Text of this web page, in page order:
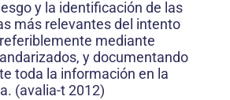
y la identificación de las
más relevantes del intento
mediante
y documentando
toda la información en la
(avalia-t 2012)